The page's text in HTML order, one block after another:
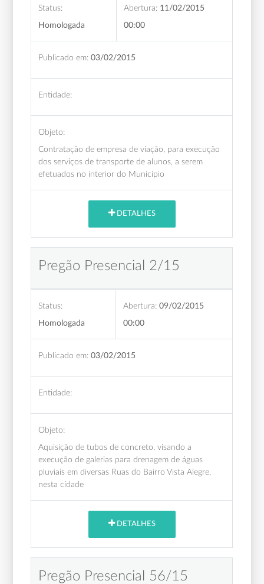
Status:
Homologada
Abertura: 11/02/2015
00:00
Publicado em: 03/02/2015
Entidade:
Objeto:
Contratação de empresa de viação, para execução
dos serviços de transporte de alunos, a serem
efetuados no interior do Município
DETALHES
Pregão Presencial 2/15
Status:
Homologada
Abertura: 09/02/2015
00:00
Publicado em: 03/02/2015
Entidade:
Objeto:
Aquisição de tubos de concreto, visando a
execução de galerias para drenagem de águas
pluviais em diversas Ruas do Bairro Vista Alegre,
nesta cidade
DETALHES
Pregão Presencial 56/15